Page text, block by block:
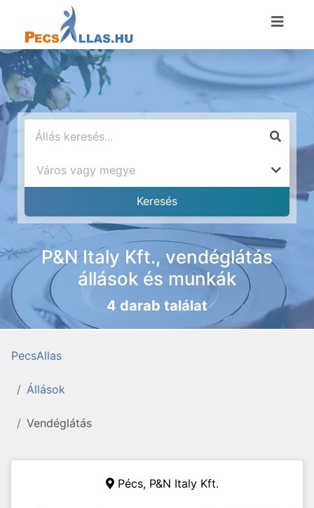
P&N Italy Kft., vendéglátás
állások és munkák
4 darab találat
PecsAllas
Állások
Vendéglátás
Pécs, P&N Italy Kft.